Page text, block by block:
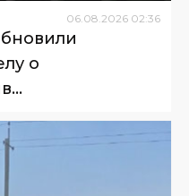
06 08 2026 02:36
о